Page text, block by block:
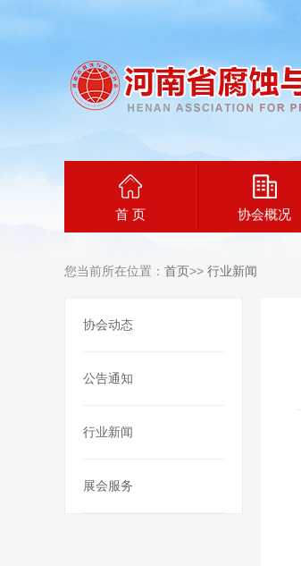
首 页 协会概况
您当前所在位置： 首页>> 行业新闻
协会动态
公告通知
行业新闻
展会服务